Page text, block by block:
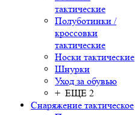
тактические
Полуботинки /
кроссовки
тактические
Носки тактические
Шнурки
Уход за обувью
+ ЕЩЕ 2
Снаряжение тактическое